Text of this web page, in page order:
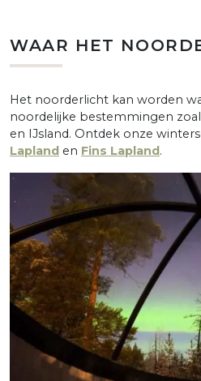
WAAR HET
Het noorderlicht kan worden
noordelijke bestemmingen
en IJsland. Ontdek onze
Lapland en Fins Lapland.